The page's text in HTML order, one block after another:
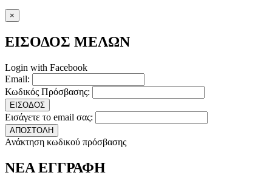
×
ΕΙΣΟΔΟΣ ΜΕΛΩΝ
Login with Facebook
Email:
Κωδικός Πρόσβασης:
ΕΙΣΟΔΟΣ
Εισάγετε το email σας:
ΑΠΟΣΤΟΛΗ
Ανάκτηση κωδικού πρόσβασης
ΝΕΑ ΕΓΓΡΑΦΗ